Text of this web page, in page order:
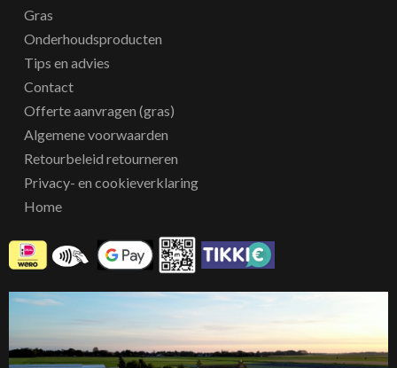
Gras
Onderhoudsproducten
Tips en advies
Contact
Offerte aanvragen (gras)
Algemene voorwaarden
Retourbeleid retourneren
Privacy- en cookieverklaring
Home